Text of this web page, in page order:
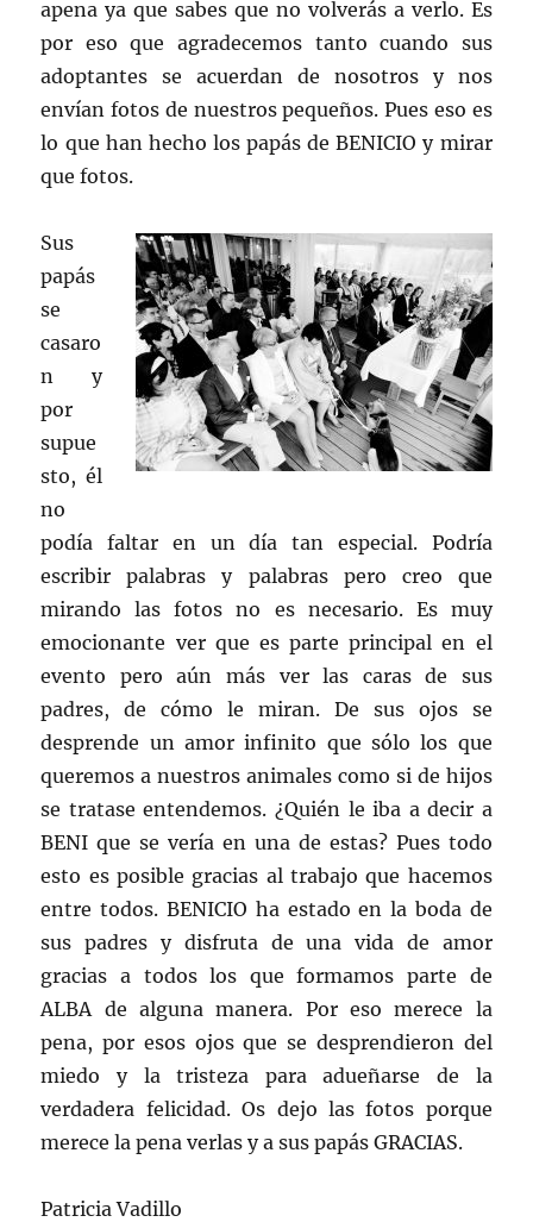
apena ya que sabes que no volverás a verlo. Es
por eso que agradecemos tanto cuando sus
adoptantes se acuerdan de nosotros y nos
envían fotos de nuestros pequeños. Pues eso es
lo que han hecho los papás de BENICIO y mirar
que fotos.
Sus
papás
se
casaro
n y
por
supue
sto, él
no
podía faltar en un día tan especial. Podría
escribir palabras y palabras pero creo que
mirando las fotos no es necesario. Es muy
emocionante ver que es parte principal en el
evento pero aún más ver las caras de sus
padres, de cómo le miran. De sus ojos se
desprende un amor infinito que sólo los que
queremos a nuestros animales como si de hijos
se tratase entendemos. ¿Quién le iba a decir a
BENI que se vería en una de estas? Pues todo
esto es posible gracias al trabajo que hacemos
entre todos. BENICIO ha estado en la boda de
sus padres y disfruta de una vida de amor
gracias a todos los que formamos parte de
ALBA de alguna manera. Por eso merece la
pena, por esos ojos que se desprendieron del
miedo y la tristeza para adueñarse de la
verdadera felicidad. Os dejo las fotos porque
merece la pena verlas y a sus papás GRACIAS.
Patricia Vadillo